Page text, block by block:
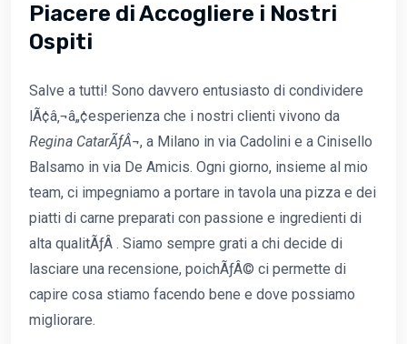
Piacere di Accogliere i Nostri
Ospiti
Salve a tutti! Sono davvero entusiasto di condividere
lÃ¢â‚¬â„¢esperienza che i nostri clienti vivono da
Regina CatarÃƒÂ¬, a Milano in via Cadolini e a Cinisello
Balsamo in via De Amicis. Ogni giorno, insieme al mio
team, ci impegniamo a portare in tavola una pizza e dei
piatti di carne preparati con passione e ingredienti di
alta qualitÃƒÂ . Siamo sempre grati a chi decide di
lasciare una recensione, poichÃƒÂ© ci permette di
capire cosa stiamo facendo bene e dove possiamo
migliorare.